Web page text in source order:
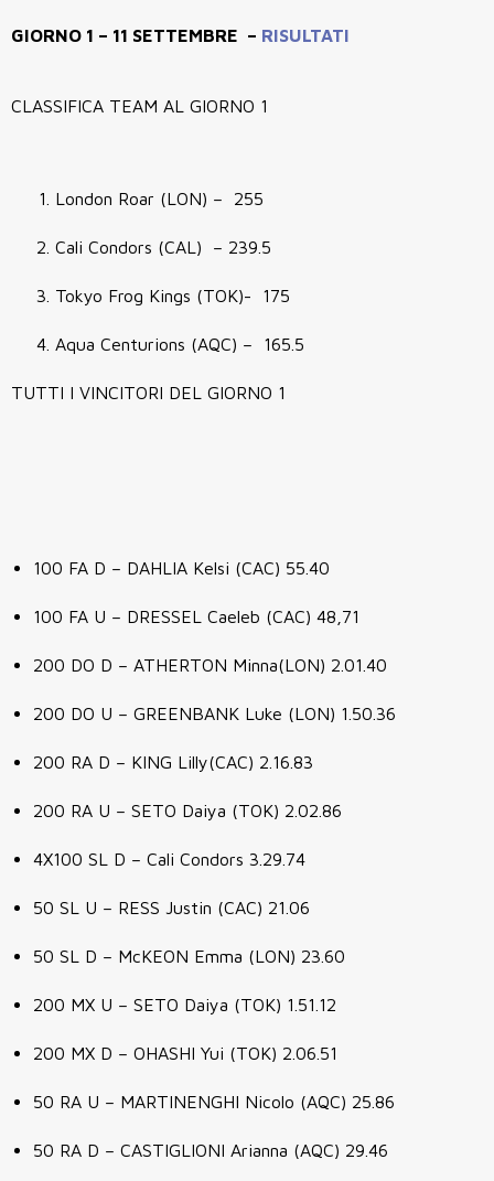
GIORNO 1 – 11 SETTEMBRE – RISULTATI
CLASSIFICA TEAM AL GIORNO 1
London Roar (LON) – 255
Cali Condors (CAL) – 239.5
Tokyo Frog Kings (TOK)- 175
Aqua Centurions (AQC) – 165.5
TUTTI I VINCITORI DEL GIORNO 1
100 FA D – DAHLIA Kelsi (CAC) 55.40
100 FA U – DRESSEL Caeleb (CAC) 48,71
200 DO D – ATHERTON Minna(LON) 2.01.40
200 DO U – GREENBANK Luke (LON) 1.50.36
200 RA D – KING Lilly(CAC) 2.16.83
200 RA U – SETO Daiya (TOK) 2.02.86
4X100 SL D – Cali Condors 3.29.74
50 SL U – RESS Justin (CAC) 21.06
50 SL D – McKEON Emma (LON) 23.60
200 MX U – SETO Daiya (TOK) 1.51.12
200 MX D – OHASHI Yui (TOK) 2.06.51
50 RA U – MARTINENGHI Nicolo (AQC) 25.86
50 RA D – CASTIGLIONI Arianna (AQC) 29.46